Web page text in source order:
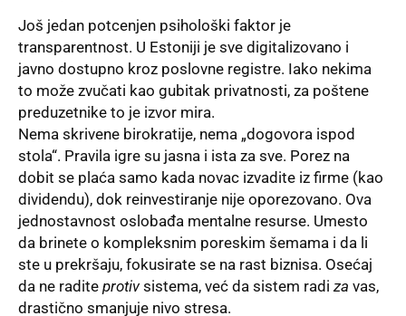
Još jedan potcenjen psihološki faktor je
transparentnost. U Estoniji je sve digitalizovano i
javno dostupno kroz poslovne registre. Iako nekima
to može zvučati kao gubitak privatnosti, za poštene
preduzetnike to je izvor mira.
Nema skrivene birokratije, nema „dogovora ispod
stola“. Pravila igre su jasna i ista za sve. Porez na
dobit se plaća samo kada novac izvadite iz firme (kao
dividendu), dok reinvestiranje nije oporezovano. Ova
jednostavnost oslobađa mentalne resurse. Umesto
da brinete o kompleksnim poreskim šemama i da li
ste u prekršaju, fokusirate se na rast biznisa. Osećaj
da ne radite protivsistema, već da sistem radi za vas,
drastično smanjuje nivo stresa.